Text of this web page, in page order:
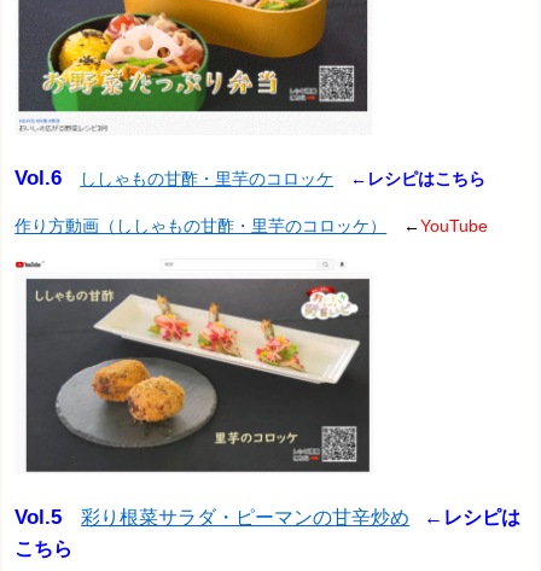
Vol.6 ししゃもの甘酢・里芋のコロッケ ←レシピはこちら
作り方動画（ししゃもの甘酢・里芋のコロッケ） ←YouTube
Vol.5 彩り根菜サラダ・ピーマンの甘辛炒め ←レシピは
こちら